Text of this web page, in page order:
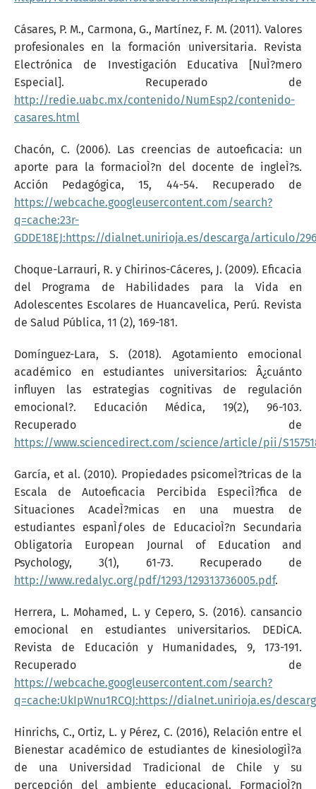
Cásares, P. M., Carmona, G., Martínez, F. M. (2011). Valores
profesionales en la formación universitaria. Revista
Electrónica de Investigación Educativa [NuÌ?mero
Especial]. Recuperado de
http://redie.uabc.mx/contenido/NumEsp2/contenido-
casares.html
Chacón, C. (2006). Las creencias de autoeficacia: un
aporte para la formacioÌ?n del docente de ingleÌ?s.
Acción Pedagógica, 15, 44-54. Recuperado de
https://webcache.googleusercontent.com/search?
q=cache:23r-
GDDE18EJ:https://dialnet.unirioja.es/descarga/articulo/
Choque-Larrauri, R. y Chirinos-Cáceres, J. (2009). Eficacia
del Programa de Habilidades para la Vida en
Adolescentes Escolares de Huancavelica, Perú. Revista
de Salud Pública, 11 (2), 169-181.
Domínguez-Lara, S. (2018). Agotamiento emocional
académico en estudiantes universitarios: Â¿cuánto
influyen las estrategias cognitivas de regulación
emocional?. Educación Médica, 19(2), 96-103.
Recuperado de
https://www.sciencedirect.com/science/article/pii/
García, et al. (2010). Propiedades psicomeÌ?tricas de la
Escala de Autoeficacia Percibida EspeciÌ?fica de
Situaciones AcadeÌ?micas en una muestra de
estudiantes espanÌƒoles de EducacioÌ?n Secundaria
Obligatoria European Journal of Education and
Psychology, 3(1), 61-73. Recuperado de
http://www.redalyc.org/pdf/1293/129313736005.pdf.
Herrera, L. Mohamed, L. y Cepero, S. (2016). cansancio
emocional en estudiantes universitarios. DEDiCA.
Revista de Educación y Humanidades, 9, 173-191.
Recuperado de
https://webcache.googleusercontent.com/search?
q=cache:UkIpWnu1RCQJ:https://dialnet.unirioja.es/
Hinrichs, C., Ortiz, L. y Pérez, C. (2016), Relación entre el
Bienestar académico de estudiantes de kinesiologiÌ?a
de una Universidad Tradicional de Chile y su
percepción del ambiente educacional. FormacioÌ?n